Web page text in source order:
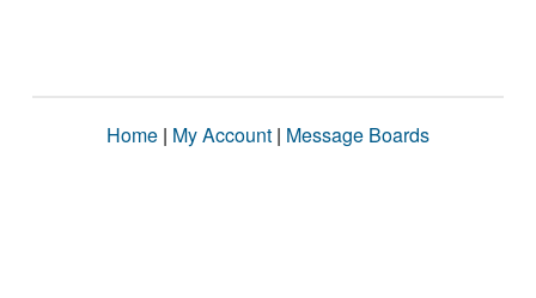
Home | My Account | Message Boards